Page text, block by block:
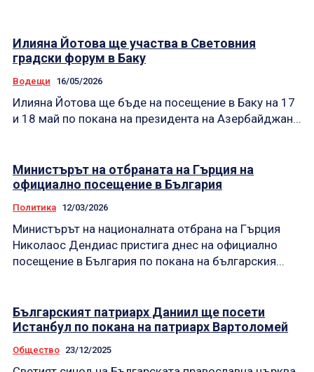
Илияна Йотова ще участва в Световния
градски форум в Баку
Водещи 16/05/2026
Илияна Йотова ще бъде на посещение в Баку на 17
и 18 май по покана на президента на Азербайджан...
Министърът на отбраната на Гърция на
официално посещение в България
Политика 12/03/2026
Министърът на националната отбрана на Гърция
Николаос Дендиас пристига днес на официално
посещение в България по покана на българския...
Българският патриарх Даниил ще посети
Истанбул по покана на патриарх Вартоломей
Общество 23/12/2025